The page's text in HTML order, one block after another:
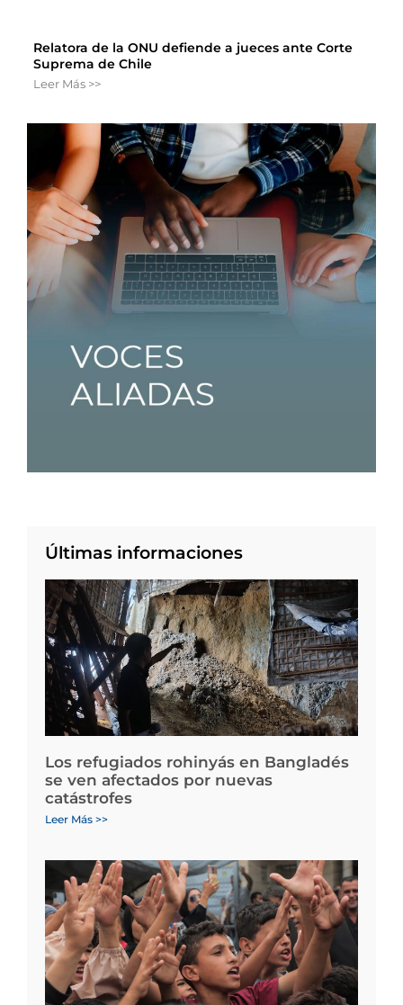
Relatora de la ONU defiende a jueces ante Corte
Suprema de Chile
Leer Más >>
Últimas informaciones
Los refugiados rohinyás en Bangladés
se ven afectados por nuevas
catástrofes
Leer Más >>